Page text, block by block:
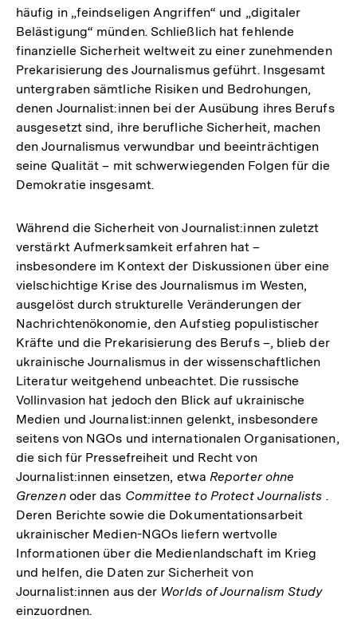
häufig in „feindseligen Angriffen“ und „digitaler
Belästigung“ münden. Schließlich hat fehlende
finanzielle Sicherheit weltweit zu einer zunehmenden
Prekarisierung des Journalismus geführt. Insgesamt
untergraben sämtliche Risiken und Bedrohungen,
denen Journalist:innen bei der Ausübung ihres Berufs
ausgesetzt sind, ihre berufliche Sicherheit, machen
den Journalismus verwundbar und beeinträchtigen
seine Qualität – mit schwerwiegenden Folgen für die
Demokratie insgesamt.
Während die Sicherheit von Journalist:innen zuletzt
verstärkt Aufmerksamkeit erfahren hat –
insbesondere im Kontext der Diskussionen über eine
vielschichtige Krise des Journalismus im Westen,
ausgelöst durch strukturelle Veränderungen der
Nachrichtenökonomie, den Aufstieg populistischer
Kräfte und die Prekarisierung des Berufs –, blieb der
ukrainische Journalismus in der wissenschaftlichen
Literatur weitgehend unbeachtet. Die russische
Vollinvasion hat jedoch den Blick auf ukrainische
Medien und Journalist:innen gelenkt, insbesondere
seitens von NGOs und internationalen Organisationen,
die sich für Pressefreiheit und Recht von
Journalist:innen einsetzen, etwa Reporter ohne
Grenzenoder das Committee to Protect Journalists .
Deren Berichte sowie die Dokumentationsarbeit
ukrainischer Medien-NGOs liefern wertvolle
Informationen über die Medienlandschaft im Krieg
und helfen, die Daten zur Sicherheit von
Journalist:innen aus der Worlds of Journalism Study
einzuordnen.